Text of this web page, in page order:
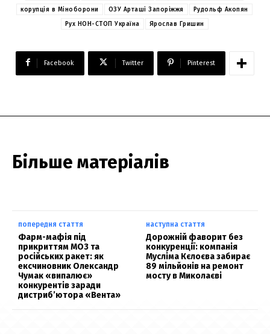
корупція в Міноборони
ОЗУ Арташі Запоріжжя
Рудольф Акопян
Рух НОН-СТОП Україна
Ярослав Гришин
Facebook Twitter Pinterest
Більше матеріалів
попередня стаття
Фарм-мафія під
прикриттям МОЗ та
російських ракет: як
ексчиновник Олександр
Чумак «випалює»
конкурентів заради
дистриб’ютора «Вента»
наступна стаття
Дорожній фаворит без
конкуренції: компанія
Мусліма Кєлоєва забирає
89 мільйонів на ремонт
мосту в Миколаєві